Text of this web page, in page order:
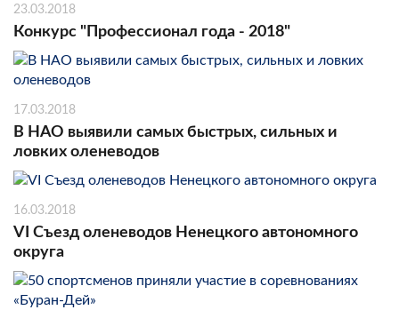
23.03.2018
Конкурс "Профессионал года - 2018"
17.03.2018
В НАО выявили самых быстрых, сильных и
ловких оленеводов
16.03.2018
VI Съезд оленеводов Ненецкого автономного
округа